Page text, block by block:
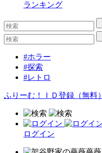
ランキング
#ホラー
#探索
#レトロ
ふりーむ！ＩＤ登録（無料）
ログイン